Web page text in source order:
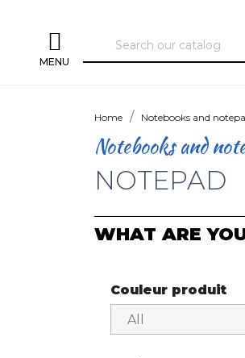
MENU
Home Notebooks and
Notebooks and
NOTEPAD
WHAT ARE
Couleur produit